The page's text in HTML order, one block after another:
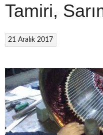
Tamiri,
21 Aralık 2017